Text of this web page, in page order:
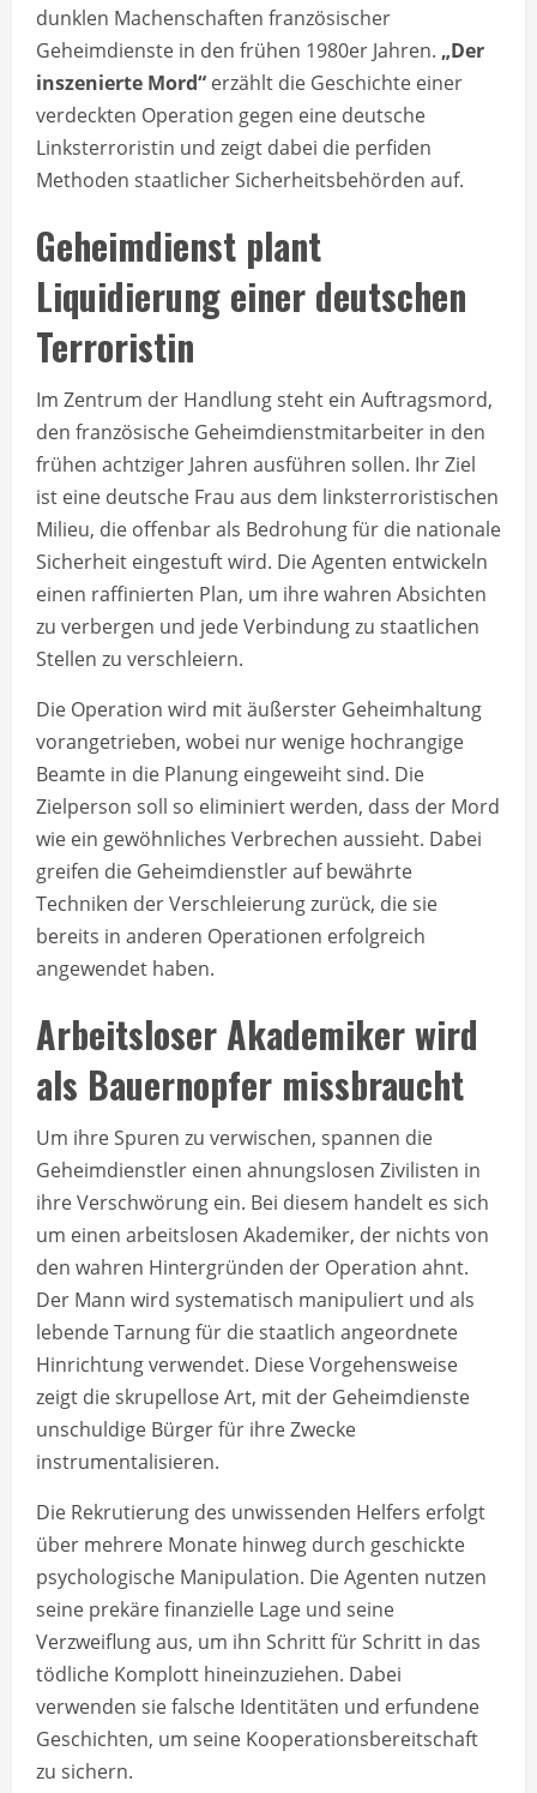
dunklen Machenschaften französischer
Geheimdienste in den frühen 1980er Jahren. „Der
inszenierte Mord“ erzählt die Geschichte einer
verdeckten Operation gegen eine deutsche
Linksterroristin und zeigt dabei die perfiden
Methoden staatlicher Sicherheitsbehörden auf.
Geheimdienst plant
Liquidierung einer deutschen
Terroristin
Im Zentrum der Handlung steht ein Auftragsmord,
den französische Geheimdienstmitarbeiter in den
frühen achtziger Jahren ausführen sollen. Ihr Ziel
ist eine deutsche Frau aus dem linksterroristischen
Milieu, die offenbar als Bedrohung für die nationale
Sicherheit eingestuft wird. Die Agenten entwickeln
einen raffinierten Plan, um ihre wahren Absichten
zu verbergen und jede Verbindung zu staatlichen
Stellen zu verschleiern.
Die Operation wird mit äußerster Geheimhaltung
vorangetrieben, wobei nur wenige hochrangige
Beamte in die Planung eingeweiht sind. Die
Zielperson soll so eliminiert werden, dass der Mord
wie ein gewöhnliches Verbrechen aussieht. Dabei
greifen die Geheimdienstler auf bewährte
Techniken der Verschleierung zurück, die sie
bereits in anderen Operationen erfolgreich
angewendet haben.
Arbeitsloser Akademiker wird
als Bauernopfer missbraucht
Um ihre Spuren zu verwischen, spannen die
Geheimdienstler einen ahnungslosen Zivilisten in
ihre Verschwörung ein. Bei diesem handelt es sich
um einen arbeitslosen Akademiker, der nichts von
den wahren Hintergründen der Operation ahnt.
Der Mann wird systematisch manipuliert und als
lebende Tarnung für die staatlich angeordnete
Hinrichtung verwendet. Diese Vorgehensweise
zeigt die skrupellose Art, mit der Geheimdienste
unschuldige Bürger für ihre Zwecke
instrumentalisieren.
Die Rekrutierung des unwissenden Helfers erfolgt
über mehrere Monate hinweg durch geschickte
psychologische Manipulation. Die Agenten nutzen
seine prekäre finanzielle Lage und seine
Verzweiflung aus, um ihn Schritt für Schritt in das
tödliche Komplott hineinzuziehen. Dabei
verwenden sie falsche Identitäten und erfundene
Geschichten, um seine Kooperationsbereitschaft
zu sichern.